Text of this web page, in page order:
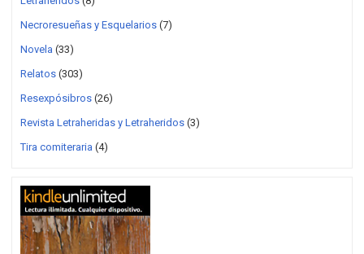
Necroresueñas y Esquelarios (7)
Novela (33)
Relatos (303)
Resexpósibros (26)
Revista Letraheridas y Letraheridos (3)
Tira comiteraria (4)